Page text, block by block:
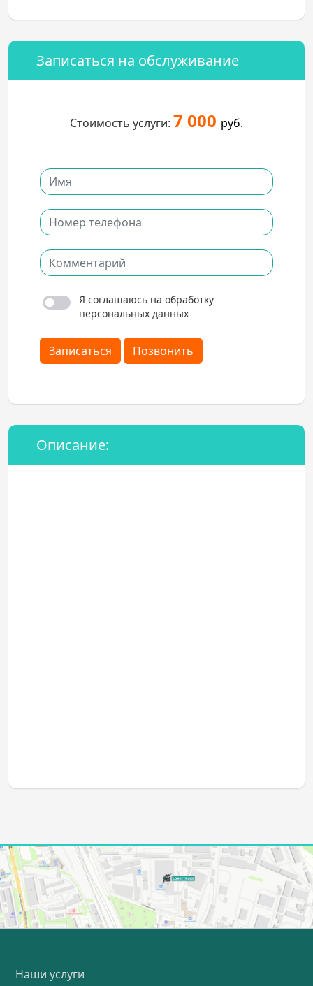
Записаться на обслуживание
Стоимость услуги: 7 000 руб.
Я соглашаюсь на обработку
персональных данных
Записаться Позвонить
Описание:
Наши услуги